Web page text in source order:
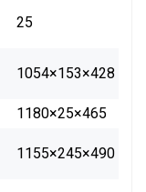
25
1054×153×428
1180×25×465
1155×245×490